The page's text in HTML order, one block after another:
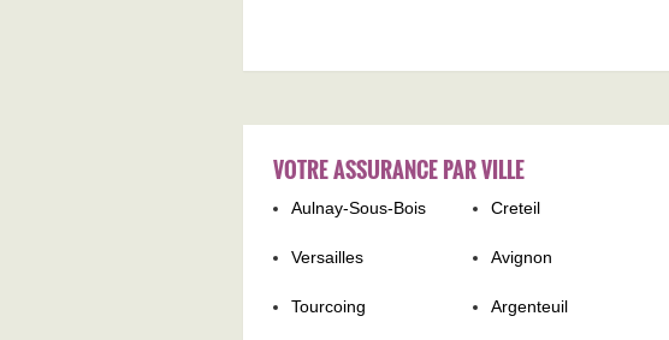
VOTRE ASSURANCE PAR VILLE
Aulnay-Sous-Bois Creteil
Versailles Avignon
Tourcoing Argenteuil